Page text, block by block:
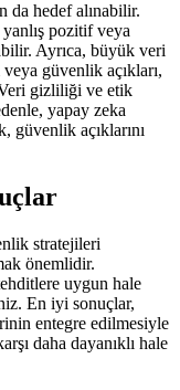
da hedef alınabilir.
pozitif veya
Ayrıca, büyük veri
güvenlik açıkları,
gizliliği ve etik
yapay zeka
açıklarını
stratejileri
önemlidir.
uygun hale
En iyi sonuçlar,
entegre edilmesiyle
daha dayanıklı hale